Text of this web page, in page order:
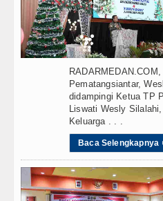
Kuliner
Siraman Rohani
Siapkan Rumah
Massal di
Tipis Atas Aston Villa
Bongkar Penadah
Kelola Rumput Laut
Dana BOS TA 2025,
Melalui Hubungan
Pematangsiantar,
didampingi Ketua TP
Liswati Wesly
Keluarga . . .
Baca Selengkapnya